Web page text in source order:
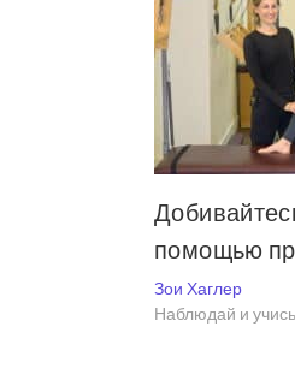
помощью
Зои Хаглер
Наблюдай и учись